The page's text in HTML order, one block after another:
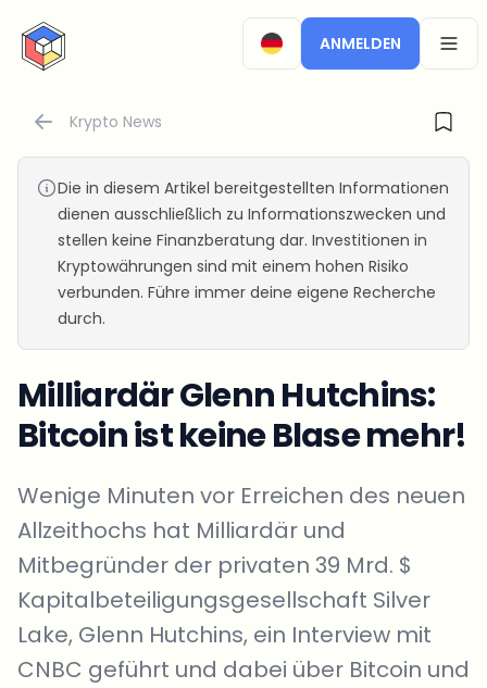
CryptoTicker
ANMELDEN
Krypto News
Die in diesem Artikel bereitgestellten Informationen
dienen ausschließlich zu Informationszwecken und
stellen keine Finanzberatung dar. Investitionen in
Kryptowährungen sind mit einem hohen Risiko
verbunden. Führe immer deine eigene Recherche
durch.
Milliardär Glenn Hutchins:
Bitcoin ist keine Blase mehr!
Wenige Minuten vor Erreichen des neuen
Allzeithochs hat Milliardär und
Mitbegründer der privaten 39 Mrd. $
Kapitalbeteiligungsgesellschaft Silver
Lake, Glenn Hutchins, ein Interview mit
CNBC geführt und dabei über Bitcoin und